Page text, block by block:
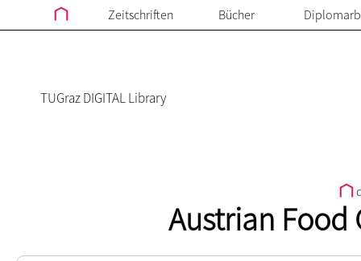
Zeitschriften Bücher
TUGraz DIGITAL Library
Austrian Food